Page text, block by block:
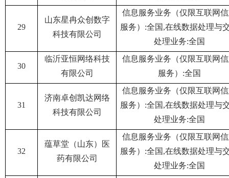
29
山东星冉众创数字
科技有限公司
信息服务业务（仅限互联网
服务）:全国,在线数据处理与
处理业务:全国
30
临沂亚恒网络科技
有限公司
信息服务业务（仅限互联网
服务）:全国
31
济南卓创凯达网络
科技有限公司
信息服务业务（仅限互联网
服务）:全国,在线数据处理与
处理业务:全国
32
蕴草堂（山东）医
药有限公司
信息服务业务（仅限互联网
服务）:全国,在线数据处理与
处理业务:全国